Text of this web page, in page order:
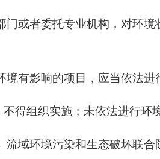
或者委托专业机构，对环
有影响的项目，应当依法进
得组织实施；未依法进行环
域环境污染和生态破坏联